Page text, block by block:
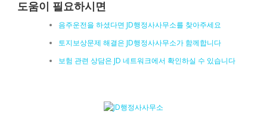
도움이 필요하시면
음주운전을 하셨다면 JD행정사사무소를 찾아주세요
토지보상문제 해결은 JD행정사사무소가 함께합니다
보험 관련 상담은 JD 네트워크에서 확인하실 수 있습니다